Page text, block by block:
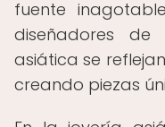
fuente
diseñadores
asiática se
creando piezas